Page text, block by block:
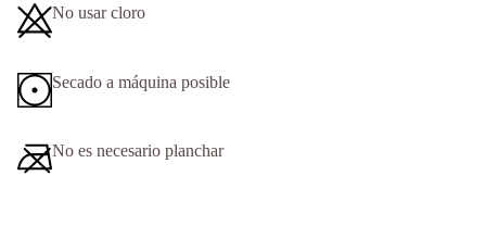
No usar cloro
Secado a máquina posible
No es necesario planchar